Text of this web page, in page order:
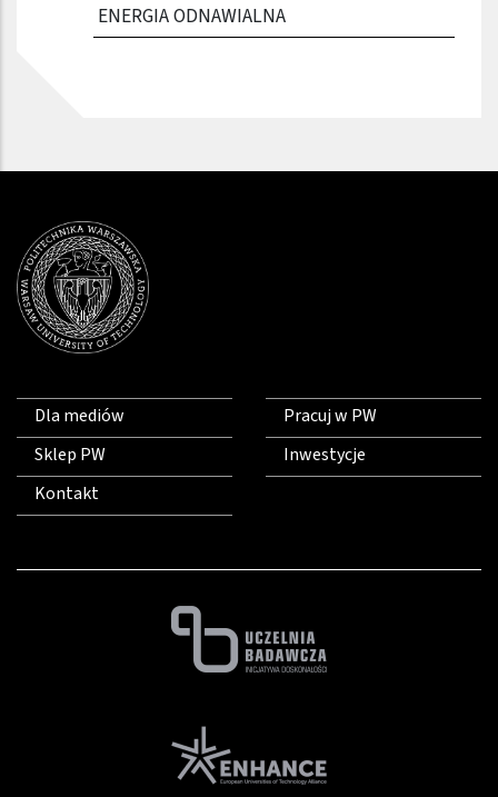
ENERGIA ODNAWIALNA
Dla mediów
Sklep PW
Kontakt
Pracuj w PW
Inwestycje